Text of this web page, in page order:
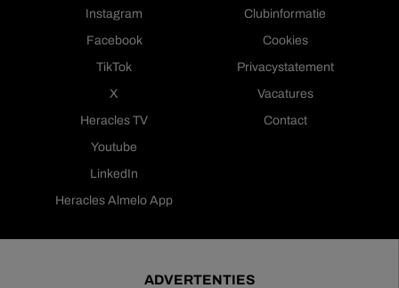
Instagram
Facebook
TikTok
X
Heracles TV
Youtube
LinkedIn
Heracles Almelo App
Clubinformatie
Cookies
Privacystatement
Vacatures
Contact
ADVERTENTIES